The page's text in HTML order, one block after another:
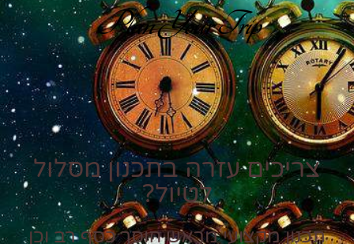
Plan Your Trip
צריכים עזרה בתכנון מסלול
לטיול?
תכנון מקצועי מראש חוסך כסף רב וכן